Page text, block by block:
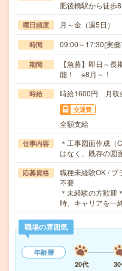
肥後橋駅から徒歩
曜日頻度 月～金（週5日）
時間 09:00～17:30(実
期間
【急募】即日～
能！ ※8月～！
時給 時給1600円 月収
交通費
全額支給
仕事内容
＊工事図面作成
はなく、既存の図
応募資格
職種未経験OK / ブ
不要
＊未経験の方歓迎
時、キャリアを一
職場の雰囲気
年齢層
20代